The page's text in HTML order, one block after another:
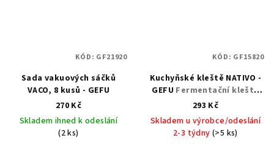
Sada vakuových sáčků
VACO, 8 kusů - GEFU
270 Kč
Skladem ihned k odeslání
(2 ks)
KÓD: GF21920
Kuchyňské kleště NATIVO -
GEFU Fermentační kleště
NATIVO - GEFU
293 Kč
Skladem u výrobce/odeslání
2-3 týdny(>5 ks)
KÓD: GF15820